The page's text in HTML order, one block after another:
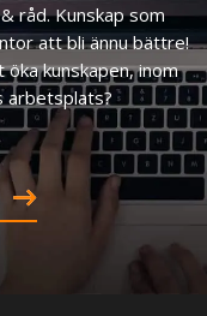
råd. Kunskap som
att bli ännu bättre!
kunskapen, inom
arbetsplats?